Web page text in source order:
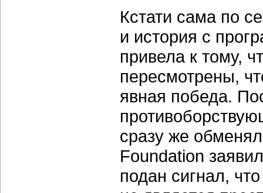
Кстати сама по
и история с
привела к тому,
пересмотрены,
явная победа.
сразу же
Foundation
подан сигнал,